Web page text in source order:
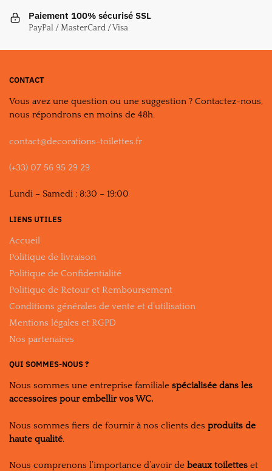
Paiement 100% sécurisé SSL
PayPal / MasterCard / Visa
CONTACT
Vous avez une question ou une suggestion ? Contactez-nous,
nous répondrons en moins de 48h.
contact@decorations-toilettes.fr
(+33) 07 56 95 29 29
Lundi – Samedi : 8:30 – 19:00
LIENS UTILES
Accueil
Politique de livraison
Politique de Confidentialité
Politique de Retour et Remboursement
Conditions générales de vente et d’utilisation
Mentions légales et RGPD
Nos partenaires
QUI SOMMES-NOUS ?
Nous sommes une entreprise familiale spécialisée dans les
accessoires pour embellir vos WC.
Nous sommes fiers de fournir à nos clients des produits de
haute qualité.
Nous comprenons l’importance d’avoir de beaux toilettes et